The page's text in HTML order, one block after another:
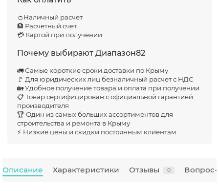
👛Наличный расчет
🏦 Расчетный счет
💳 Картой при получении
Почему выбирают Диапазон82
🚛 Самые короткие сроки доставки по Крыму
🚩 Для юридических лиц безналичный расчет с НДС
🏡 Удобное получение товара и оплата при получении
📋 Товар сертифицирован с официальной гарантией
производителя
🏆 Один из самых больших ассортиментов для
строительства и ремонта в Крыму
⚡ Низкие цены и скидки постоянным клиентам
Описание Характеристики Отзывы 0 Вопрос-